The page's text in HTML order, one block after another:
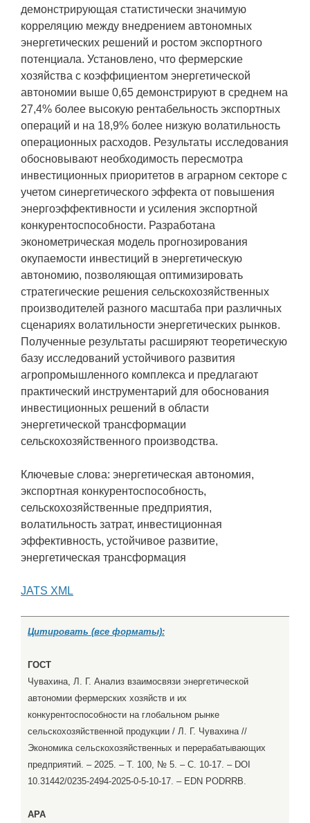
демонстрирующая статистически значимую
корреляцию между внедрением автономных
энергетических решений и ростом экспортного
потенциала. Установлено, что фермерские
хозяйства с коэффициентом энергетической
автономии выше 0,65 демонстрируют в среднем на
27,4% более высокую рентабельность экспортных
операций и на 18,9% более низкую волатильность
операционных расходов. Результаты исследования
обосновывают необходимость пересмотра
инвестиционных приоритетов в аграрном секторе с
учетом синергетического эффекта от повышения
энергоэффективности и усиления экспортной
конкурентоспособности. Разработана
эконометрическая модель прогнозирования
окупаемости инвестиций в энергетическую
автономию, позволяющая оптимизировать
стратегические решения сельскохозяйственных
производителей разного масштаба при различных
сценариях волатильности энергетических рынков.
Полученные результаты расширяют теоретическую
базу исследований устойчивого развития
агропромышленного комплекса и предлагают
практический инструментарий для обоснования
инвестиционных решений в области
энергетической трансформации
сельскохозяйственного производства.
Ключевые слова: энергетическая автономия,
экспортная конкурентоспособность,
сельскохозяйственные предприятия,
волатильность затрат, инвестиционная
эффективность, устойчивое развитие,
энергетическая трансформация
JATS XML
Цитировать (все форматы):
ГОСТ
Чувахина, Л. Г. Анализ взаимосвязи энергетической
автономии фермерских хозяйств и их
конкурентоспособности на глобальном рынке
сельскохозяйственной продукции / Л. Г. Чувахина //
Экономика сельскохозяйственных и перерабатывающих
предприятий. – 2025. – Т. 100, № 5. – С. 10-17. – DOI
10.31442/0235-2494-2025-0-5-10-17. – EDN PODRRB.
APA